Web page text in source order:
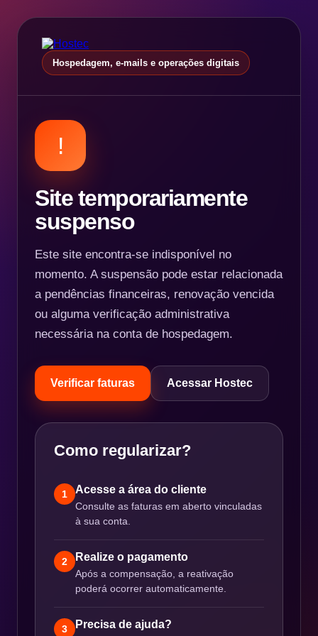
Hospedagem, e-mails e operações digitais
!
Site temporariamente
suspenso
Este site encontra-se indisponível no
momento. A suspensão pode estar relacionada
a pendências financeiras, renovação vencida
ou alguma verificação administrativa
necessária na conta de hospedagem.
Verificar faturas Acessar Hostec
Como regularizar?
1 Acesse a área do cliente
Consulte as faturas em aberto vinculadas
à sua conta.
2 Realize o pagamento
Após a compensação, a reativação
poderá ocorrer automaticamente.
3 Precisa de ajuda?